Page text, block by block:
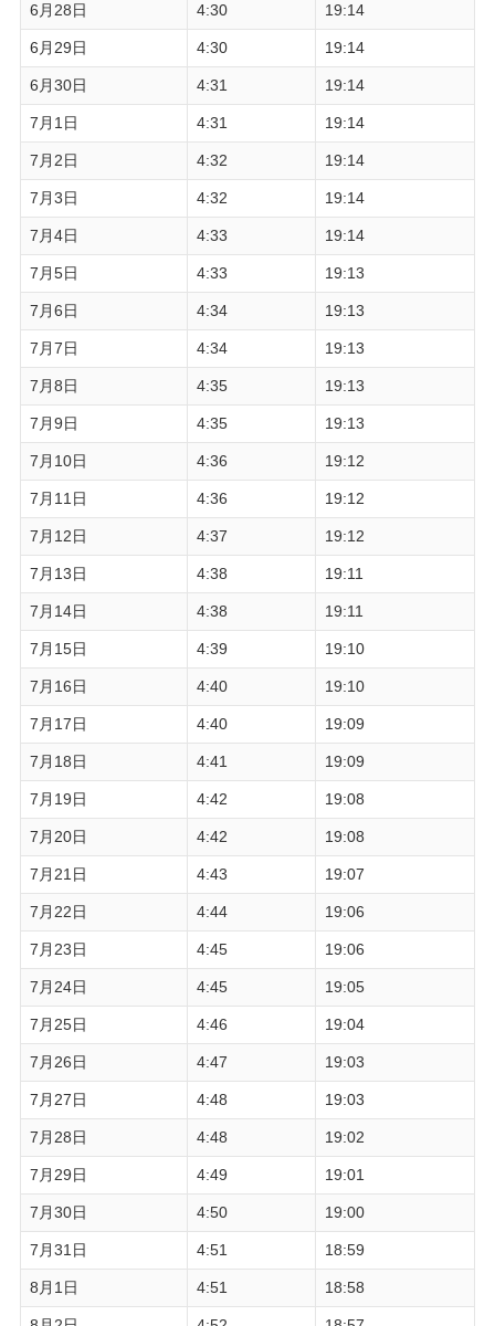
6月28日 4:30 19:14
6月29日 4:30 19:14
6月30日 4:31 19:14
7月1日 4:31 19:14
7月2日 4:32 19:14
7月3日 4:32 19:14
7月4日 4:33 19:14
7月5日 4:33 19:13
7月6日 4:34 19:13
7月7日 4:34 19:13
7月8日 4:35 19:13
7月9日 4:35 19:13
7月10日 4:36 19:12
7月11日 4:36 19:12
7月12日 4:37 19:12
7月13日 4:38 19:11
7月14日 4:38 19:11
7月15日 4:39 19:10
7月16日 4:40 19:10
7月17日 4:40 19:09
7月18日 4:41 19:09
7月19日 4:42 19:08
7月20日 4:42 19:08
7月21日 4:43 19:07
7月22日 4:44 19:06
7月23日 4:45 19:06
7月24日 4:45 19:05
7月25日 4:46 19:04
7月26日 4:47 19:03
7月27日 4:48 19:03
7月28日 4:48 19:02
7月29日 4:49 19:01
7月30日 4:50 19:00
7月31日 4:51 18:59
8月1日 4:51 18:58